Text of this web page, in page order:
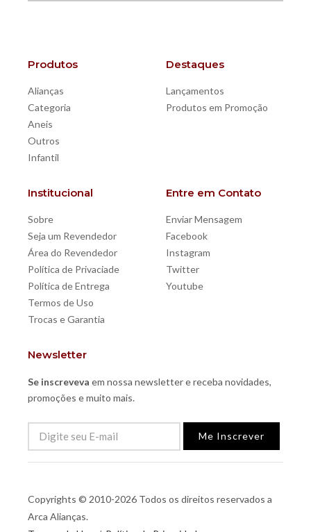
Produtos
Alianças
Categoria
Aneis
Outros
Infantil
Destaques
Lançamentos
Produtos em Promoção
Institucional
Sobre
Seja um Revendedor
Área do Revendedor
Política de Privaciade
Política de Entrega
Termos de Uso
Trocas e Garantia
Entre em Contato
Enviar Mensagem
Facebook
Instagram
Twitter
Youtube
Newsletter
Se inscreveva em nossa newsletter e receba novidades,
promoções e muito mais.
Me Inscrever
Copyrights © 2010-2026 Todos os direitos reservados a
Arca Alianças.